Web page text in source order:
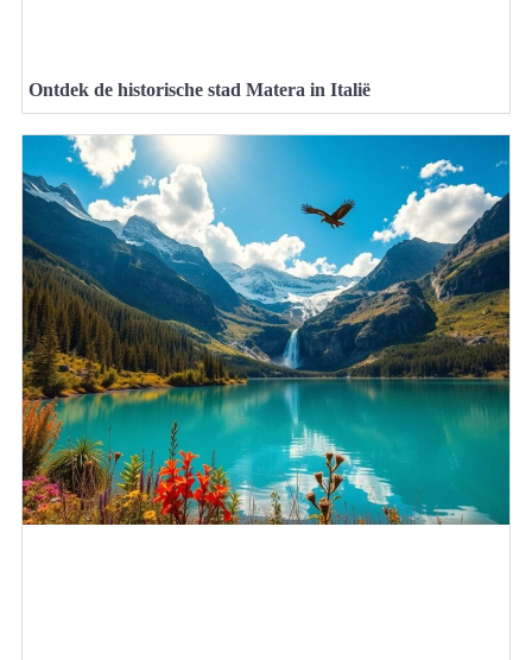
Ontdek de historische stad Matera in Italië